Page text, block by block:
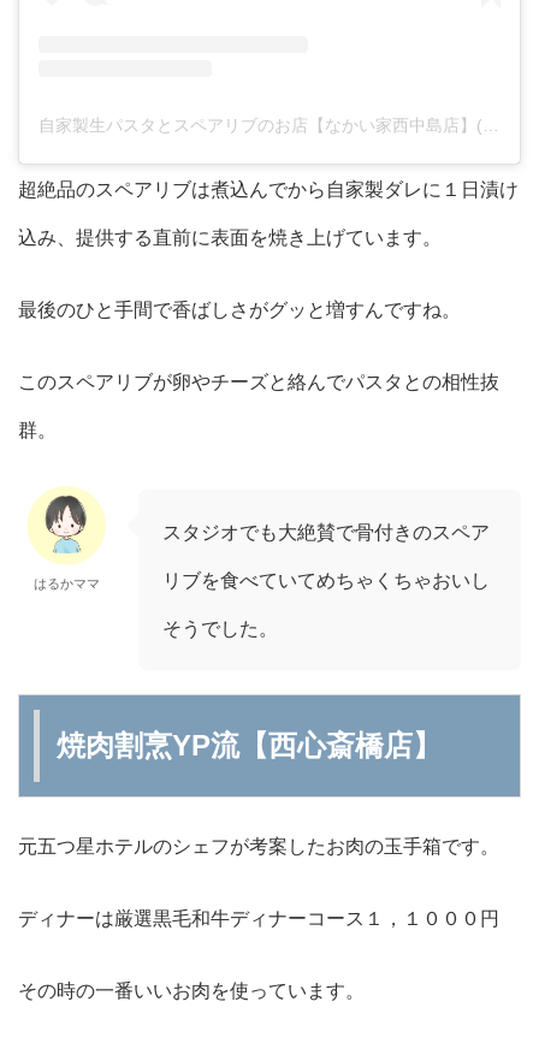
超絶品のスペアリブは煮込んでから自家製ダレに１日漬け
込み、提供する直前に表面を焼き上げています。
最後のひと手間で香ばしさがグッと増すんですね。
このスペアリブが卵やチーズと絡んでパスタとの相性抜
群。
はるかママ
スタジオでも大絶賛で骨付きのスペア
リブを食べていてめちゃくちゃおいし
そうでした。
焼肉割烹YP流【西心斎橋店】
元五つ星ホテルのシェフが考案したお肉の玉手箱です。
ディナーは厳選黒毛和牛ディナーコース１，１０００円
その時の一番いいお肉を使っています。